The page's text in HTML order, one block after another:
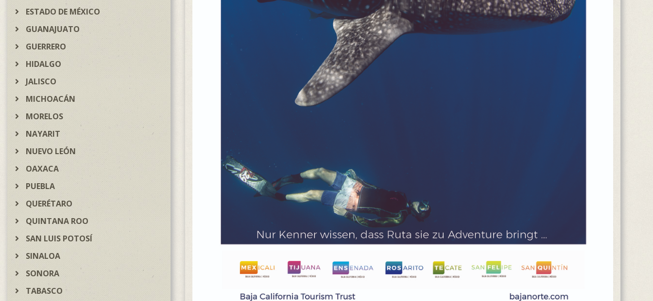
ESTADO DE MÉXICO
GUANAJUATO
GUERRERO
HIDALGO
JALISCO
MICHOACÁN
MORELOS
NAYARIT
NUEVO LEÓN
OAXACA
PUEBLA
QUERÉTARO
QUINTANA ROO
SAN LUIS POTOSÍ
SINALOA
SONORA
TABASCO